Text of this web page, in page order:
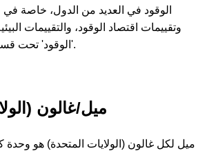
الوقود في العديد من الدول، خاصة
وتقييمات اقتصاد الوقود، والتقييمات
الوقود' تحت قسم 'المحولات الشائعة'.
ميل/غالون
ميل لكل غالون (الولايات المتحدة) هو وحدة